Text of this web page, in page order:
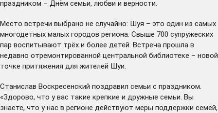
праздником – Днём семьи, любви и верности.
Место встречи выбрано не случайно: Шуя – это один из самых
многодетных малых городов региона. Свыше 700 супружеских
пар воспитывают трёх и более детей. Встреча прошла в
недавно отремонтированной центральной библиотеке – новой
точке притяжения для жителей Шуи.
Станислав Воскресенский поздравил семьи с праздником.
«Здорово, что у вас такие крепкие и дружные семьи. Вы
знаете, что у нас в регионе действуют меры поддержки семей,